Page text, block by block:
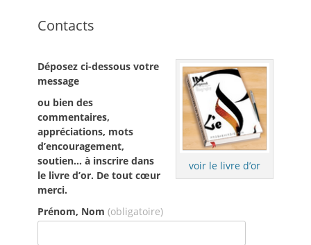
Contacts
voir le livre d’or
Déposez ci-dessous votre
message
ou bien des
commentaires,
appréciations, mots
d’encouragement,
soutien… à inscrire dans
le livre d’or. De tout cœur
merci.
Prénom, Nom (obligatoire)